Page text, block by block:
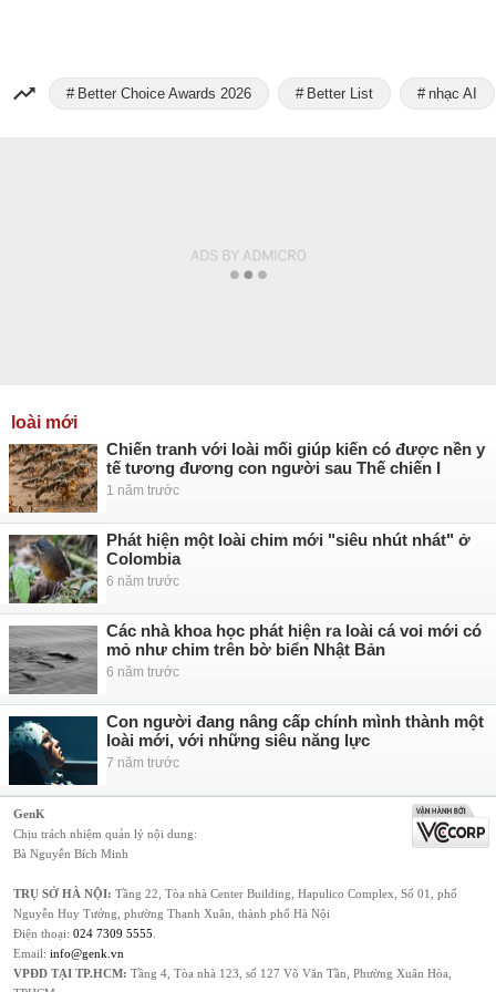
Better Choice Awards 2026 Better List nhạc AI
loài mới
Chiến tranh với loài mối giúp kiến có được nền y
tế tương đương con người sau Thế chiến I
1 năm trước
Phát hiện một loài chim mới "siêu nhút nhát" ở
Colombia
6 năm trước
Các nhà khoa học phát hiện ra loài cá voi mới có
mỏ như chim trên bờ biển Nhật Bản
6 năm trước
Con người đang nâng cấp chính mình thành một
loài mới, với những siêu năng lực
7 năm trước
GenK
Chịu trách nhiệm quản lý nội dung:
Bà Nguyễn Bích Minh
TRỤ SỞ HÀ NỘI: Tầng 22, Tòa nhà Center Building, Hapulico Complex, Số 01, phố
Nguyễn Huy Tưởng, phường Thanh Xuân, thành phố Hà Nội
Điện thoại: 024 7309 5555
Email: info@genk.vn
VPĐD TẠI TP.HCM: Tầng 4, Tòa nhà 123, số 127 Võ Văn Tần, Phường Xuân Hòa,